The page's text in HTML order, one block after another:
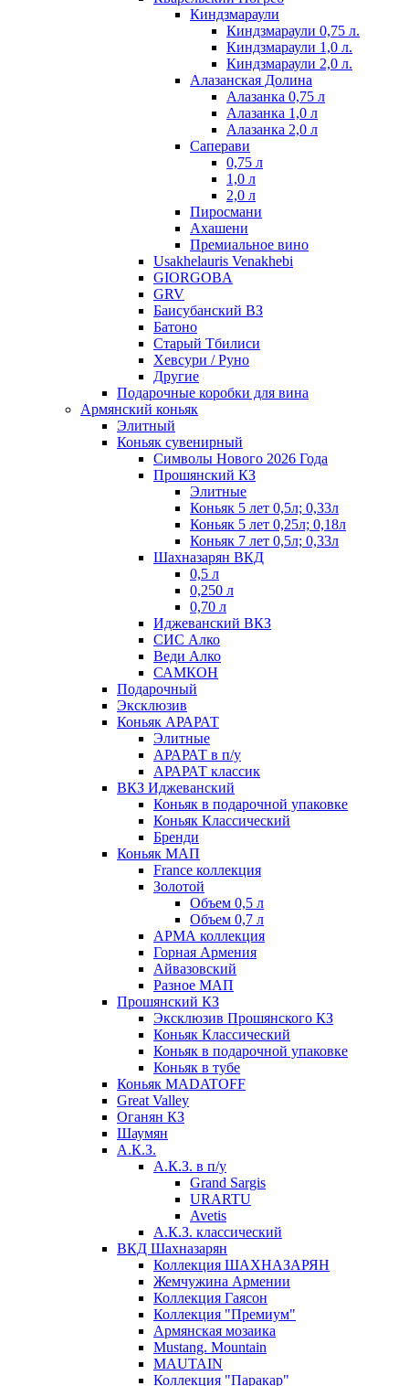
Киндзмараули
Киндзмараули 0,75 л.
Киндзмараули 1,0 л.
Киндзмараули 2,0 л.
Алазанская Долина
Алазанка 0,75 л
Алазанка 1,0 л
Алазанка 2,0 л
Саперави
0,75 л
1,0 л
2,0 л
Пиросмани
Ахашени
Премиальное вино
Usakhelauris Venakhebi
GIORGOBA
GRV
Баисубанский ВЗ
Батоно
Старый Тбилиси
Хевсури / Руно
Другие
Подарочные коробки для вина
Армянский коньяк
Элитный
Коньяк сувенирный
Символы Нового 2026 Года
Прошянский КЗ
Элитные
Коньяк 5 лет 0,5л; 0,33л
Коньяк 5 лет 0,25л; 0,18л
Коньяк 7 лет 0,5л; 0,33л
Шахназарян ВКД
0,5 л
0,250 л
0,70 л
Иджеванский ВКЗ
СИС Алко
Веди Алко
САМКОН
Подарочный
Эксклюзив
Коньяк АРАРАТ
Элитные
АРАРАТ в п/у
АРАРАТ классик
ВКЗ Иджеванский
Коньяк в подарочной упаковке
Коньяк Классический
Бренди
Коньяк МАП
France коллекция
Золотой
Объем 0,5 л
Объем 0,7 л
АРМА коллекция
Горная Армения
Айвазовский
Разное МАП
Прошянский КЗ
Эксклюзив Прошянского КЗ
Коньяк Классический
Коньяк в подарочной упаковке
Коньяк в тубе
Коньяк MADATOFF
Great Valley
Оганян КЗ
Шаумян
А.К.З.
А.К.З. в п/у
Grand Sargis
URARTU
Avetis
А.К.З. классический
ВКД Шахназарян
Коллекция ШАХНАЗАРЯН
Жемчужина Армении
Коллекция Гаясон
Коллекция "Премиум"
Армянская мозаика
Mustang. Mountain
MAUTAIN
Коллекция "Паракар"